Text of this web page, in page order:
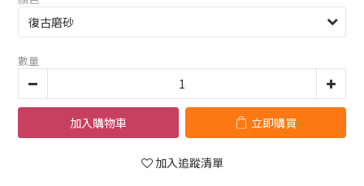
數量
加入購物車 立即購買
加入追蹤清單